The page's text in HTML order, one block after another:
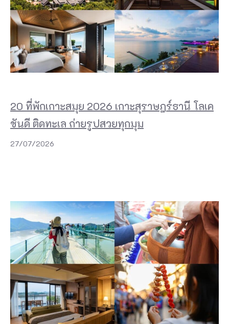
20 ที่พักเกาะสมุย 2026 เกาะสุราษฎร์ธานี โลเค
ชันดี ติดทะเล ถ่ายรูปสวยทุกมุม
27/07/2026